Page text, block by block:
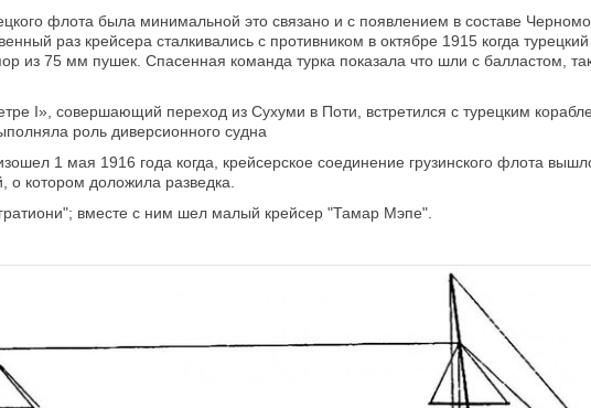
флота была минимальной это связано и с появлением в составе
раз крейсера сталкивались с противником в октябре 1915 когда
из 75 мм пушек. Спасенная команда турка показала что шли с балластом,
I», совершающий переход из Сухуми в Поти, встретился с турецким
роль диверсионного судна
1 мая 1916 года когда, крейсерское соединение грузинского флота
о котором доложила разведка.
вместе с ним шел малый крейсер "Тамар Мэпе".